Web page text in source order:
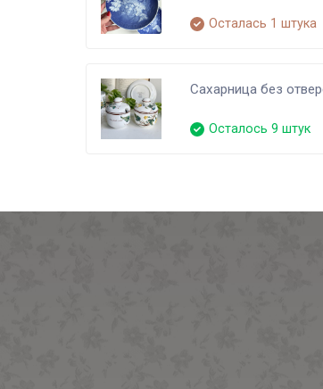
Осталась 1 штука
Сахарница без
Осталось 9 штук